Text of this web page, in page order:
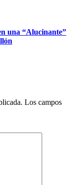
una “Alucinante”
Los campos